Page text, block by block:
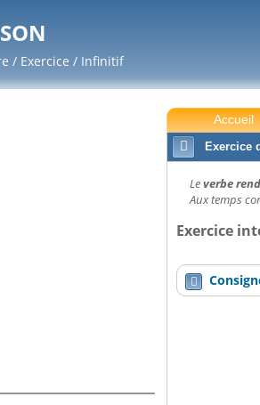
/ Exercice / Infinitif
Accueil

Exercice
Leverbe
Aux temps
Exercice
